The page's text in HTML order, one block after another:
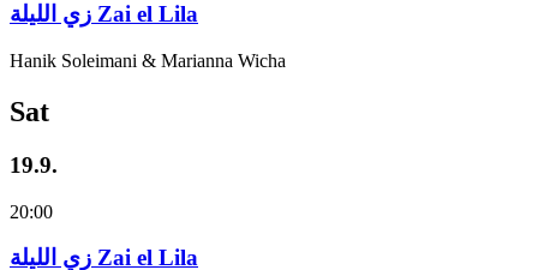
زي‌ اللیلة Zai el Lila
Hanik Soleimani & Marianna Wicha
Sat
19.9.
20:00
زي‌ اللیلة Zai el Lila